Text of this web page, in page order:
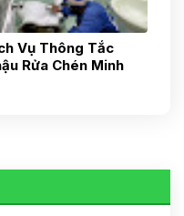
Vụ Thông Tắc
Rửa Chén Minh